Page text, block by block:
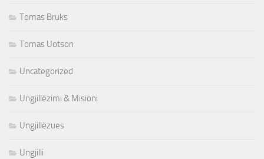
Tomas Bruks
Tomas Uotson
Uncategorized
Ungjillëzimi & Misioni
Ungjillëzues
Ungjilli